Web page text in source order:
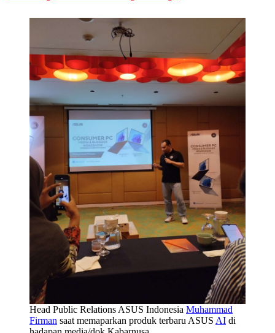
Head Public Relations ASUS Indonesia Muhammad
Firman saat memaparkan produk terbaru ASUS AI di